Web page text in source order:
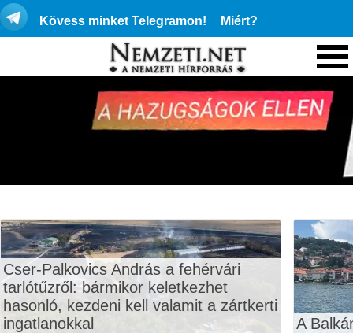
Kövess minket Telegramon! Miért?
Cser-Palkovics András a fehérvári
tarlótűzről: bármikor keletkezhet
hasonló, kezdeni kell valamit a zártkerti
ingatlanokkal
A